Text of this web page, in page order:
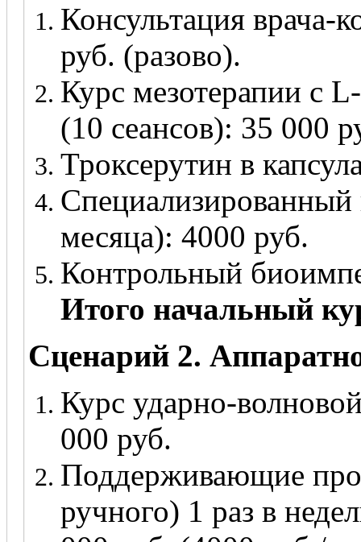
Консультация врача-
руб. (разово).
Курс мезотерапии с
(10 сеансов): 35 000
Троксерутин в
Специализированный
месяца): 4000 руб.
Контрольный
Итого начальный
Сценарий 2.
Курс ударно-
000 руб.
Поддерживающие
ручного) 1 раз в